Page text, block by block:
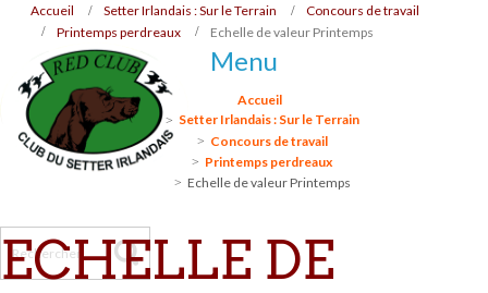
Accueil Setter Irlandais : Sur le Terrain
Concours de travail
Printemps perdreaux
Echelle de valeur Printemps
Menu
Accueil
Setter Irlandais : Sur le Terrain
Concours de travail
Printemps perdreaux
Echelle de valeur Printemps
ECHELLE DE